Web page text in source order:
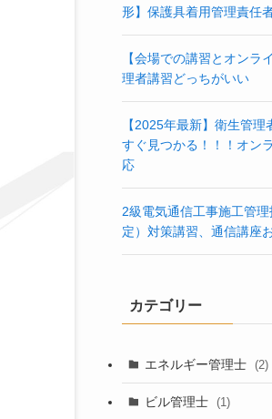
形】保護具着用管理責任
【会場での講習とオンラ
理者講習どっちがいい
【2025年最新】衛生管
すぐ見つかる！！！オン
応
2級電気通信工事施工管
定）対策講習、通信講座
カテゴリー
エネルギー管理士 (2)
ビル管理士 (1)